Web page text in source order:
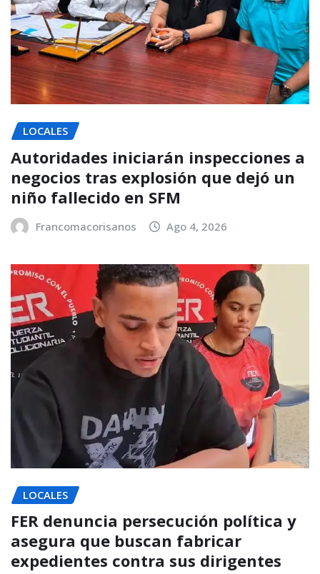
LOCALES
Autoridades iniciarán inspecciones a
negocios tras explosión que dejó un
niño fallecido en SFM
Francomacorisanos Ago 4, 2026
LOCALES
FER denuncia persecución política y
asegura que buscan fabricar
expedientes contra sus dirigentes